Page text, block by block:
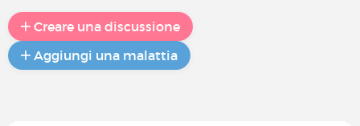
Creare una discussione
Aggiungi una malattia